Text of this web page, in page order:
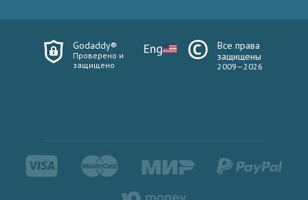
Godaddy®
Проверено и
защищено
Eng
Все права
защищены
2009—2026